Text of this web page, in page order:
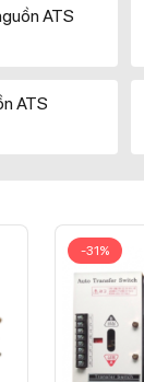
ATS
ATS
-31%